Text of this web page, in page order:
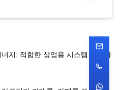
지: 적합한 상업용 시스템 선택하